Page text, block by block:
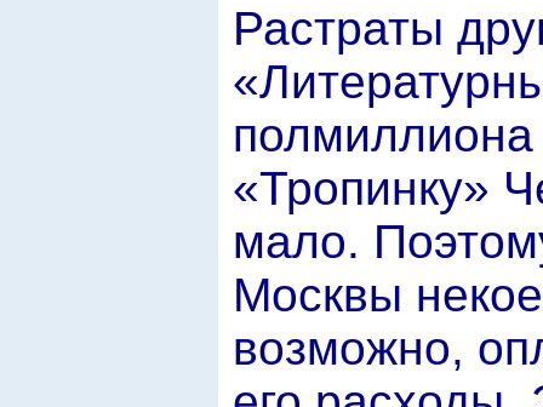
Растраты
«Тропинку»
мало.
Москвы
возможно,